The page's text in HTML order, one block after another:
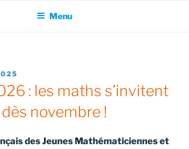
Menu
: les maths s’invitent
dès novembre !
des Jeunes Mathématiciennes et